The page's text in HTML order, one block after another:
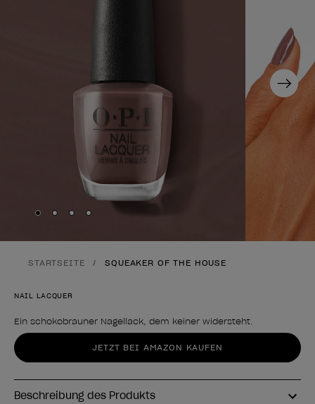
Next
Skip to slide
Skip to slide
Skip to slide3
Skip to slide
STARTSEITE SQUEAKER OF THE HOUSE
NAIL LACQUER
Ein schokobrauner Nagellack, dem keiner widersteht.
Form des Produkts
JETZT BEI AMAZON KAUFEN
Beschreibung des Produkts